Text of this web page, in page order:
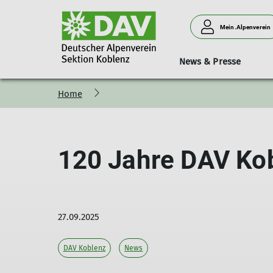
Mein.Alpenverein
News & Presse
Neues aus der Sektion
Geschäftsstelle Personen
Vorträge Kurse & Touren
Bergsteigen Donnerstagssport Familien
Hütten Verleih
Home
120 Jahre DAV
27.09.2025
DAV Koblenz News